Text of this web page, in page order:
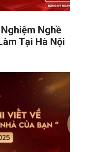
Nghề
Tại Hà Nội